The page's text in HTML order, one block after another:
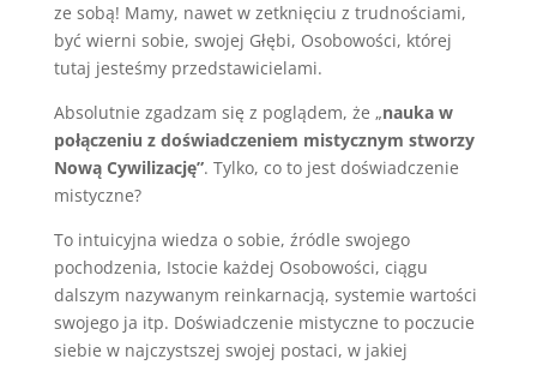
ze sobą! Mamy, nawet w zetknięciu z trudnościami,
być wierni sobie, swojej Głębi, Osobowości, której
tutaj jesteśmy przedstawicielami.
Absolutnie zgadzam się z poglądem, że „nauka w
połączeniu z doświadczeniem mistycznym stworzy
Nową Cywilizację”. Tylko, co to jest doświadczenie
mistyczne?
To intuicyjna wiedza o sobie, źródle swojego
pochodzenia, Istocie każdej Osobowości, ciągu
dalszym nazywanym reinkarnacją, systemie wartości
swojego ja itp. Doświadczenie mistyczne to poczucie
siebie w najczystszej swojej postaci, w jakiej